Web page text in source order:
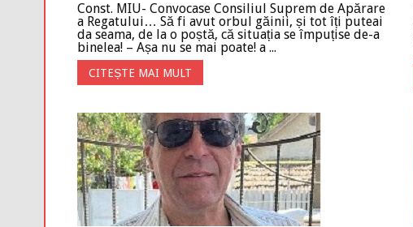
Const. MIU- Convocase Consiliul Suprem de Apărare
a Regatului… Să fi avut orbul găinii, și tot îți puteai
da seama, de la o poștă, că situația se împuțise de-a
binelea! – Așa nu se mai poate! a ...
CITEȘTE MAI MULT